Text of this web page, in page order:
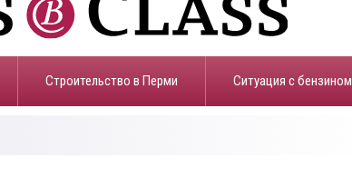
Строительство в Перми ​Ситуация с бензином